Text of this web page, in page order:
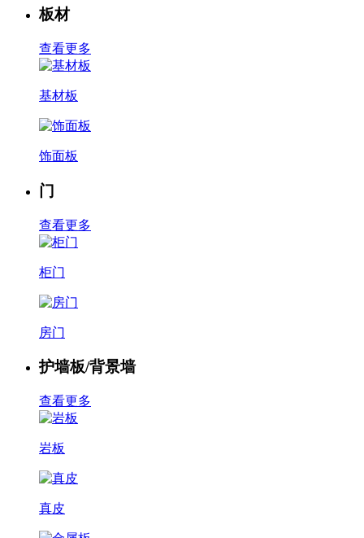
板材
查看更多
基材板
饰面板
门
查看更多
柜门
房门
护墙板/背景墙
查看更多
岩板
真皮